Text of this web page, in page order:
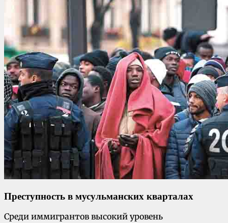
Преступность в мусульманских кварталах
Среди иммигрантов высокий уровень